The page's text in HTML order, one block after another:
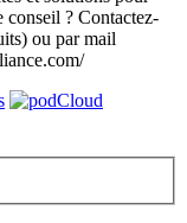
? Contactez-
ou par mail